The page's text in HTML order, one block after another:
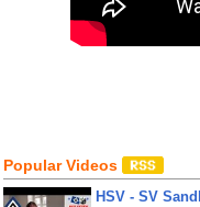
Popular Videos
HSV - SV